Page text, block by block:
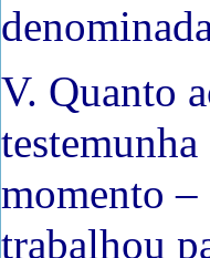
V. Quanto
momento
trabalhou